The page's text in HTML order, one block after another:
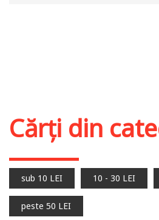
Cărți din
sub 10 LEI 10 - 30 LEI
peste 50 LEI